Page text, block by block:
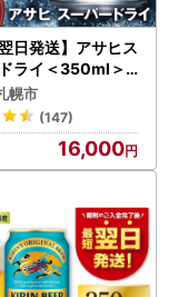
翌日発送】アサヒス
ライ＜350ml＞2
ス 北海道工場製
幌市
(147)
16,000